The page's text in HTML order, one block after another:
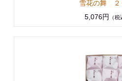
雪花の舞 ２
5,076円
（税